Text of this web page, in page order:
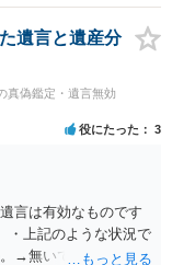
要書類をてきぱきと
い。
遺言と遺産分
真偽鑑定・遺言無効
役にたった 3
言は有効なものです
・上記のような状況で
→無いです。 ・分割